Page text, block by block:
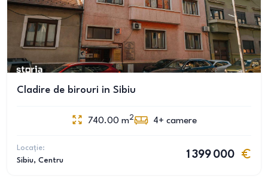
Cladire de birouri in Sibiu
740.00 m2 4+ camere
Locație:
Sibiu, Centru
1 399 000